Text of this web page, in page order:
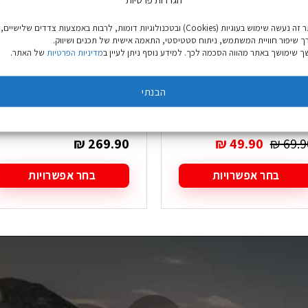
באתר זה נעשה שימוש בעוגיות (Cookies) ובטכנולוגיות דומות, לרבות באמצעות צדדים שלישיים,
שיפור חוויית המשתמש, ניתוח סטטיסטי, התאמה אישית של תכנים ושיווק.
שימושך באתר מהווה הסכמה לכך. למידע נוסף ניתן לעיין במדיניות הפרטיות של האתר.
הבנתי
₪ המחיר
המקורי
היה:
₪ 69.90.
₪49.90
המחיר
הנוכחי
הוא:
₪ 49.90.
בחר אפשרויות
למוצר
₪269.90
בחר אפשרויות
למוצר
זה